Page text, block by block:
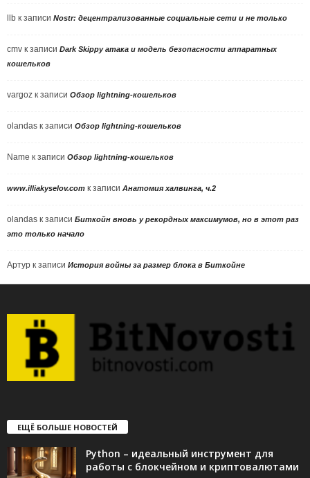
llb к записи Nostr: децентрализованные социальные сети и не только
cmv к записи Dark Skippy атака и модель безопасности аппаратных
кошельков
vargoz к записи Обзор lightning-кошельков
olandas к записи Обзор lightning-кошельков
Name к записи Обзор lightning-кошельков
www.illiakyselov.com к записи Анатомия халвинга, ч.2
olandas к записи Биткойн вновь у рекордных максимумов, но в этот раз
это только начало
Артур к записи История войны за размер блока в Биткойне
ЕЩЁ БОЛЬШЕ НОВОСТЕЙ
Python – идеальный инструмент для
работы с блокчейном и криптовалютами